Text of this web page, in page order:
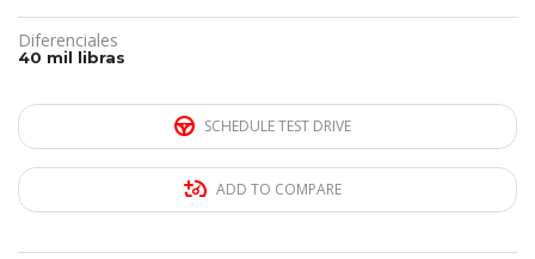
Diferenciales
40 mil libras
SCHEDULE TEST DRIVE
ADD TO COMPARE